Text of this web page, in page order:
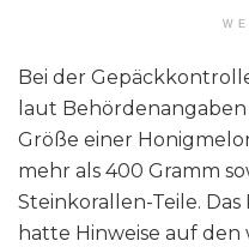
Bei der
laut
Größe einer
mehr als 400 Gramm
Steinkorallen-Teile.
hatte Hinweise auf